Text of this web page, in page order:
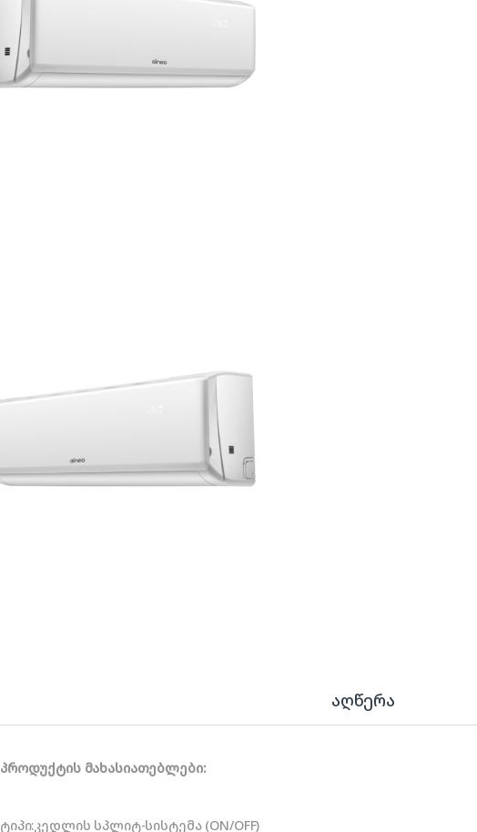
აღწერა
პროდუქტის მახასიათებლები:
ტიპი:კედლის სპლიტ-სისტემა (ON/OFF)